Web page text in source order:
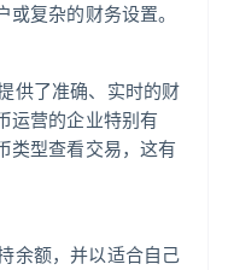
复杂的财务设置。
供了准确、实时的财
运营的企业特别有
类型查看交易，这有
余额，并以适合自己